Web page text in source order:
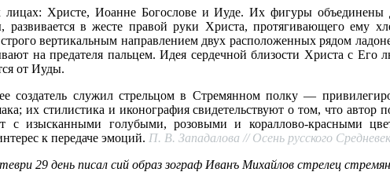
лицах: Христе, Иоанне Богослове и Иуде. Их фигуры
в жесте правой руки Христа, протягивающего ему
вертикальным направлением двух расположенных рядом
на предателя пальцем. Идея сердечной близости Христа с
от Иуды.
служил стрельцом в Стремянном полку —
их стилистика и иконография свидетельствуют о том, что
с изысканными голубыми, розовыми и кораллово-красными
к передаче эмоций. П. В. Западалова // Осень русского
29 день писал сий образ зограф Иванъ Михайлов стрелец